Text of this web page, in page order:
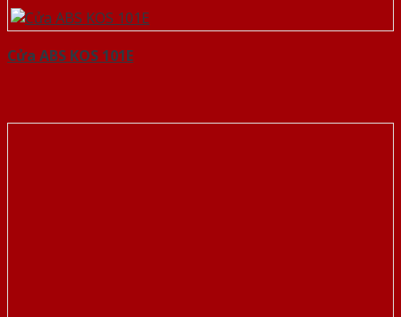
Cửa ABS KOS 101E